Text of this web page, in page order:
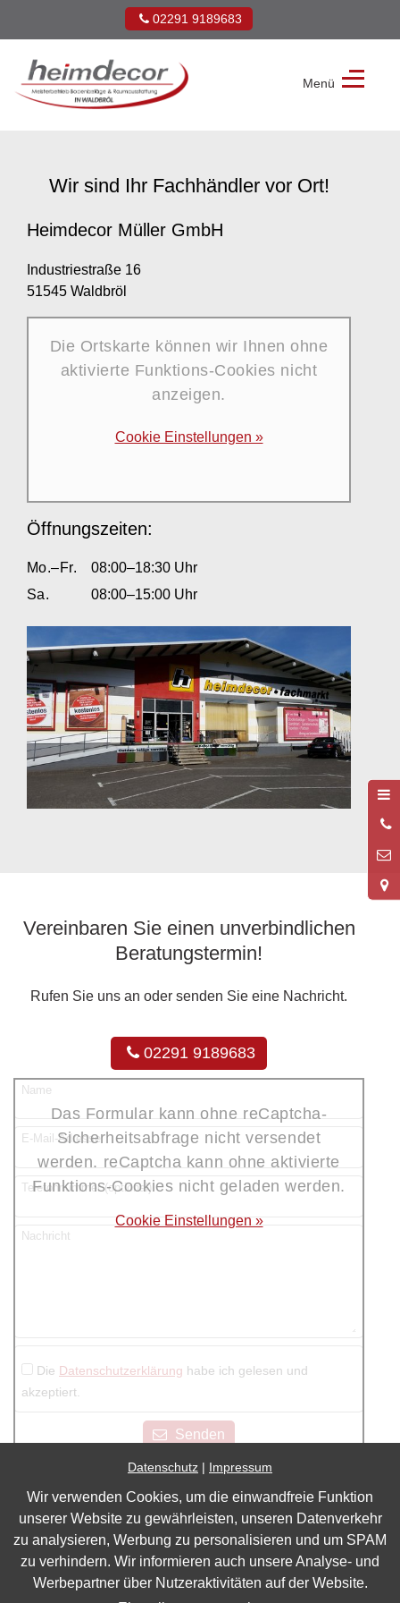
02291 9189683
Menü
Wir sind Ihr Fachhändler vor Ort!
Heimdecor Müller GmbH
Industriestraße 16
51545 Waldbröl
Die Ortskarte können wir Ihnen ohne
aktivierte Funktions-Cookies nicht
anzeigen.
Cookie Einstellungen »
Öffnungszeiten:
Mo.–Fr.
08:00–18:30 Uhr
Sa.
08:00–15:00 Uhr
Vereinbaren Sie einen unverbindlichen
Beratungstermin!
Rufen Sie uns an oder senden Sie eine Nachricht.
02291 9189683
Name
E-Mail-Adresse
Telefonnummer (optional)
Nachricht
Die Datenschutzerklärung habe ich gelesen und
akzeptiert.
Senden
Das Formular kann ohne reCaptcha-
Sicherheitsabfrage nicht versendet
werden. reCaptcha kann ohne aktivierte
Funktions-Cookies nicht geladen werden.
Cookie Einstellungen »
Impressum
Datenschutz
Barrierefreiheit
Cookie Einstellungen
Datenschutz | Impressum
Wir verwenden Cookies, um die einwandfreie Funktion
unserer Website zu gewährleisten, unseren Datenverkehr
zu analysieren, Werbung zu personalisieren und um SPAM
zu verhindern. Wir informieren auch unsere Analyse- und
Werbepartner über Nutzeraktivitäten auf der Website.